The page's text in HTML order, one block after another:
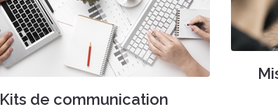
Kits de communication